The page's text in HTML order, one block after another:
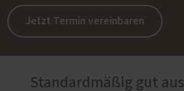
Jetzt Termin vereinbaren
Standardmäßig gut